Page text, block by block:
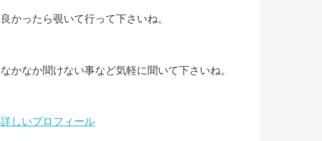
良かったら覗いて行って下さいね。
なかなか聞けない事など気軽に聞いて下さいね。
詳しいプロフィール